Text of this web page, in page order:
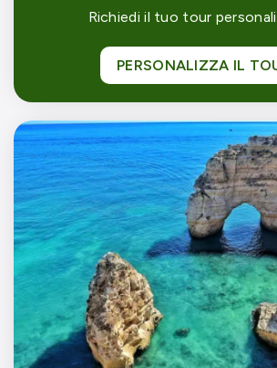
Richiedi il tuo tour
PERSONALIZZA IL